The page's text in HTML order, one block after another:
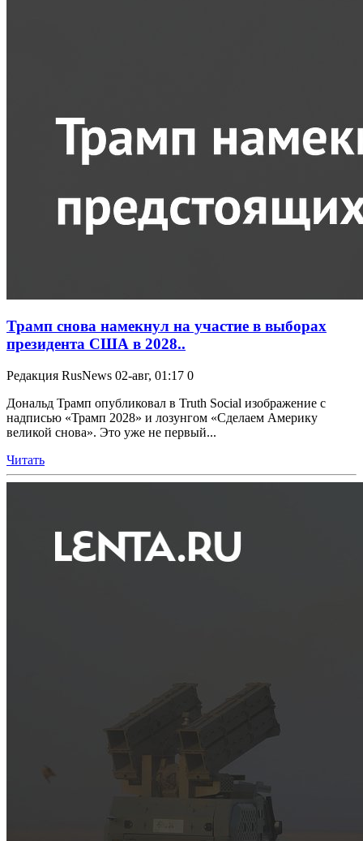
Трамп снова намекнул на участие в выборах
президента США в 2028..
Редакция RusNews 02-авг, 01:17 0
Дональд Трамп опубликовал в Truth Social изображение с
надписью «Трамп 2028» и лозунгом «Сделаем Америку
великой снова». Это уже не первый...
Читать